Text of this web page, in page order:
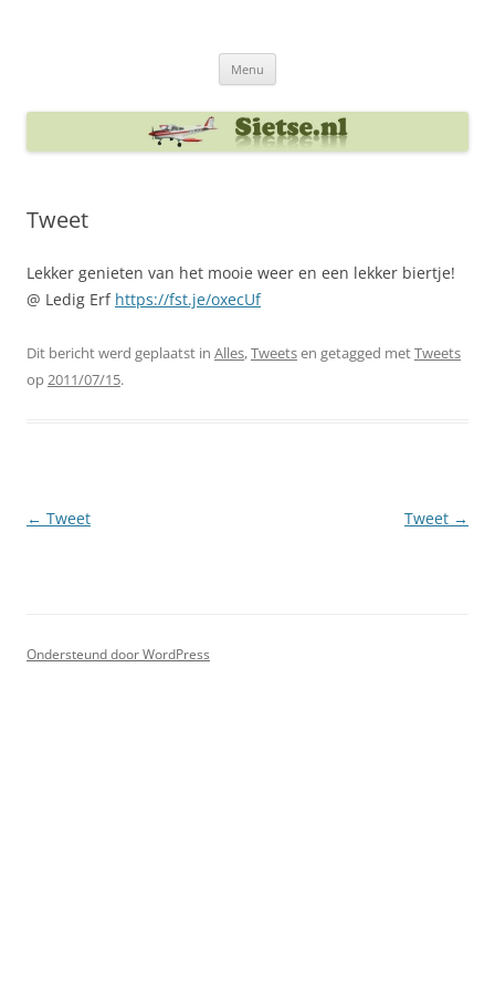
Menu
Tweet
Lekker genieten van het mooie weer en een lekker biertje!
@ Ledig Erf https://fst.je/oxecUf
Dit bericht werd geplaatst in Alles,Tweetsen getagged metTweets
op2011/07/15.
Berichtnavigatie
← Tweet Tweet →
Ondersteund door WordPress